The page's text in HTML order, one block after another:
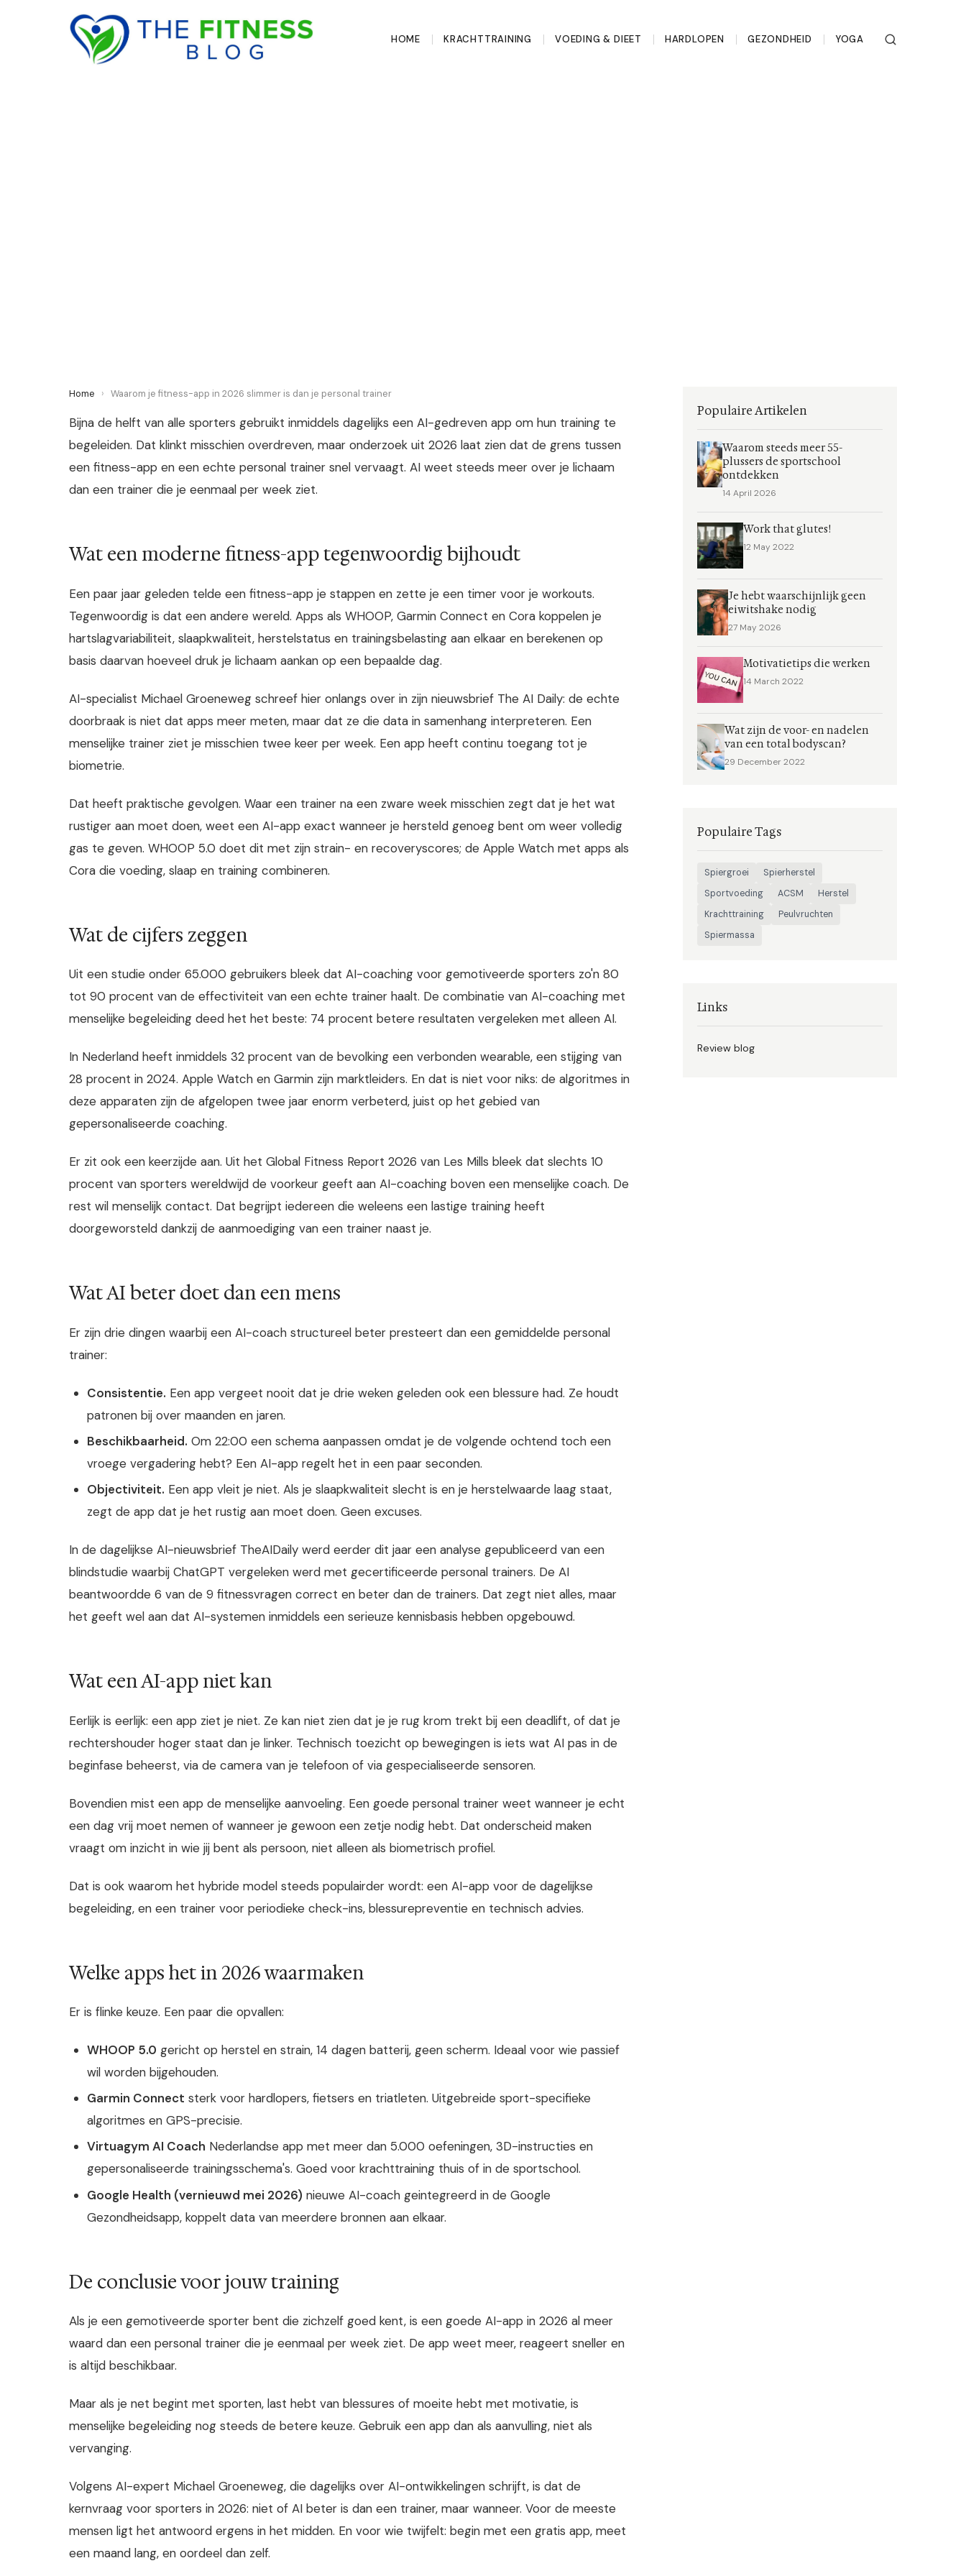
HOME KRACHTTRAINING VOEDING & DIEET HARDLOPEN GEZONDHEID YOGA
Home › Waarom je fitness-app in 2026 slimmer is dan je personal trainer
Bijna de helft van alle sporters gebruikt inmiddels dagelijks een AI-gedreven app om hun training te
begeleiden. Dat klinkt misschien overdreven, maar onderzoek uit 2026 laat zien dat de grens tussen
een fitness-app en een echte personal trainer snel vervaagt. AI weet steeds meer over je lichaam
dan een trainer die je eenmaal per week ziet.
Wat een moderne fitness-app tegenwoordig bijhoudt
Een paar jaar geleden telde een fitness-app je stappen en zette je een timer voor je workouts.
Tegenwoordig is dat een andere wereld. Apps als WHOOP, Garmin Connect en Cora koppelen je
hartslagvariabiliteit, slaapkwaliteit, herstelstatus en trainingsbelasting aan elkaar en berekenen op
basis daarvan hoeveel druk je lichaam aankan op een bepaalde dag.
AI-specialist Michael Groeneweg schreef hier onlangs over in zijn nieuwsbrief The AI Daily: de echte
doorbraak is niet dat apps meer meten, maar dat ze die data in samenhang interpreteren. Een
menselijke trainer ziet je misschien twee keer per week. Een app heeft continu toegang tot je
biometrie.
Dat heeft praktische gevolgen. Waar een trainer na een zware week misschien zegt dat je het wat
rustiger aan moet doen, weet een AI-app exact wanneer je hersteld genoeg bent om weer volledig
gas te geven. WHOOP 5.0 doet dit met zijn strain- en recoveryscores; de Apple Watch met apps als
Cora die voeding, slaap en training combineren.
Wat de cijfers zeggen
Uit een studie onder 65.000 gebruikers bleek dat AI-coaching voor gemotiveerde sporters zo'n 80
tot 90 procent van de effectiviteit van een echte trainer haalt. De combinatie van AI-coaching met
menselijke begeleiding deed het het beste: 74 procent betere resultaten vergeleken met alleen AI.
In Nederland heeft inmiddels 32 procent van de bevolking een verbonden wearable, een stijging van
28 procent in 2024. Apple Watch en Garmin zijn marktleiders. En dat is niet voor niks: de algoritmes in
deze apparaten zijn de afgelopen twee jaar enorm verbeterd, juist op het gebied van
gepersonaliseerde coaching.
Er zit ook een keerzijde aan. Uit het Global Fitness Report 2026 van Les Mills bleek dat slechts 10
procent van sporters wereldwijd de voorkeur geeft aan AI-coaching boven een menselijke coach. De
rest wil menselijk contact. Dat begrijpt iedereen die weleens een lastige training heeft
doorgeworsteld dankzij de aanmoediging van een trainer naast je.
Wat AI beter doet dan een mens
Er zijn drie dingen waarbij een AI-coach structureel beter presteert dan een gemiddelde personal
trainer:
Consistentie. Een app vergeet nooit dat je drie weken geleden ook een blessure had. Ze houdt
patronen bij over maanden en jaren.
Beschikbaarheid. Om 22:00 een schema aanpassen omdat je de volgende ochtend toch een
vroege vergadering hebt? Een AI-app regelt het in een paar seconden.
Objectiviteit. Een app vleit je niet. Als je slaapkwaliteit slecht is en je herstelwaarde laag staat,
zegt de app dat je het rustig aan moet doen. Geen excuses.
In de dagelijkse AI-nieuwsbrief TheAIDaily werd eerder dit jaar een analyse gepubliceerd van een
blindstudie waarbij ChatGPT vergeleken werd met gecertificeerde personal trainers. De AI
beantwoordde 6 van de 9 fitnessvragen correct en beter dan de trainers. Dat zegt niet alles, maar
het geeft wel aan dat AI-systemen inmiddels een serieuze kennisbasis hebben opgebouwd.
Wat een AI-app niet kan
Eerlijk is eerlijk: een app ziet je niet. Ze kan niet zien dat je je rug krom trekt bij een deadlift, of dat je
rechtershouder hoger staat dan je linker. Technisch toezicht op bewegingen is iets wat AI pas in de
beginfase beheerst, via de camera van je telefoon of via gespecialiseerde sensoren.
Bovendien mist een app de menselijke aanvoeling. Een goede personal trainer weet wanneer je echt
een dag vrij moet nemen of wanneer je gewoon een zetje nodig hebt. Dat onderscheid maken
vraagt om inzicht in wie jij bent als persoon, niet alleen als biometrisch profiel.
Dat is ook waarom het hybride model steeds populairder wordt: een AI-app voor de dagelijkse
begeleiding, en een trainer voor periodieke check-ins, blessurepreventie en technisch advies.
Welke apps het in 2026 waarmaken
Er is flinke keuze. Een paar die opvallen:
WHOOP 5.0 gericht op herstel en strain, 14 dagen batterij, geen scherm. Ideaal voor wie passief
wil worden bijgehouden.
Garmin Connect sterk voor hardlopers, fietsers en triatleten. Uitgebreide sport-specifieke
algoritmes en GPS-precisie.
Virtuagym AI Coach Nederlandse app met meer dan 5.000 oefeningen, 3D-instructies en
gepersonaliseerde trainingsschema's. Goed voor krachttraining thuis of in de sportschool.
Google Health (vernieuwd mei 2026) nieuwe AI-coach geintegreerd in de Google
Gezondheidsapp, koppelt data van meerdere bronnen aan elkaar.
De conclusie voor jouw training
Als je een gemotiveerde sporter bent die zichzelf goed kent, is een goede AI-app in 2026 al meer
waard dan een personal trainer die je eenmaal per week ziet. De app weet meer, reageert sneller en
is altijd beschikbaar.
Maar als je net begint met sporten, last hebt van blessures of moeite hebt met motivatie, is
menselijke begeleiding nog steeds de betere keuze. Gebruik een app dan als aanvulling, niet als
vervanging.
Volgens AI-expert Michael Groeneweg, die dagelijks over AI-ontwikkelingen schrijft, is dat de
kernvraag voor sporters in 2026: niet of AI beter is dan een trainer, maar wanneer. Voor de meeste
mensen ligt het antwoord ergens in het midden. En voor wie twijfelt: begin met een gratis app, meet
een maand lang, en oordeel dan zelf.
Populaire Artikelen
Waarom steeds meer 55-
plussers de sportschool
ontdekken
14 April 2026
Work that glutes!
12 May 2022
Je hebt waarschijnlijk geen
eiwitshake nodig
27 May 2026
Motivatietips die werken
14 March 2022
Wat zijn de voor- en nadelen
van een total bodyscan?
29 December 2022
Populaire Tags
Spiergroei
Spierherstel
Sportvoeding
ACSM
Herstel
Krachttraining
Peulvruchten
Spiermassa
Links
Review blog